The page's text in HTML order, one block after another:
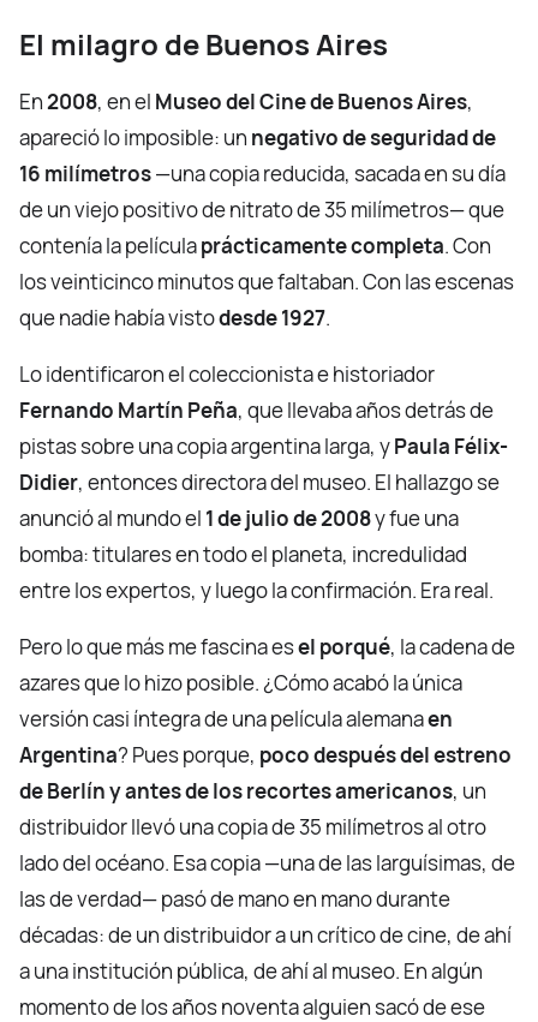
El milagro de Buenos Aires
En2008, en el Museo del Cine de Buenos Aires,
apareció lo imposible: un negativo de seguridad de
16 milímetros—una copia reducida, sacada en su día
de un viejo positivo de nitrato de 35 milímetros— que
contenía la películaprácticamente completa. Con
los veinticinco minutos que faltaban. Con las escenas
que nadie había vistodesde 1927.
Lo identificaron el coleccionista e historiador
Fernando Martín Peña, que llevaba años detrás de
pistas sobre una copia argentina larga, yPaula Félix-
Didier, entonces directora del museo. El hallazgo se
anunció al mundo el 1 de julio de 2008y fue una
bomba: titulares en todo el planeta, incredulidad
entre los expertos, y luego la confirmación. Era real.
Pero lo que más me fascina esel porqué, la cadena de
azares que lo hizo posible. ¿Cómo acabó la única
versión casi íntegra de una película alemanaen
Argentina? Pues porque, poco después del estreno
de Berlín y antes de los recortes americanos, un
distribuidor llevó una copia de 35 milímetros al otro
lado del océano. Esa copia —una de las larguísimas, de
las de verdad— pasó de mano en mano durante
décadas: de un distribuidor a un crítico de cine, de ahí
a una institución pública, de ahí al museo. En algún
momento de los años noventa alguien sacó de ese